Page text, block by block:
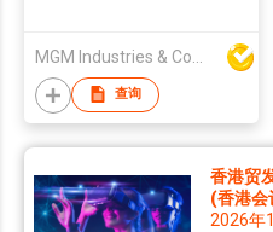
查询
香港贸
(香港会
2026年